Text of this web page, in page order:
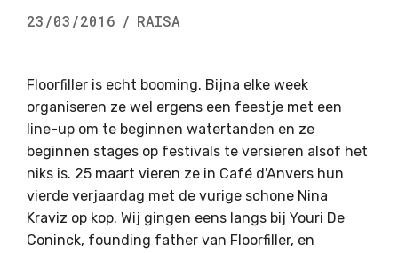
23/03/2016 / RAISA
Floorfiller is echt booming. Bijna elke week
organiseren ze wel ergens een feestje met een
line-up om te beginnen watertanden en ze
beginnen stages op festivals te versieren alsof het
niks is. 25 maart vieren ze in Café d'Anvers hun
vierde verjaardag met de vurige schone Nina
Kraviz op kop. Wij gingen eens langs bij Youri De
Coninck, founding father van Floorfiller, en